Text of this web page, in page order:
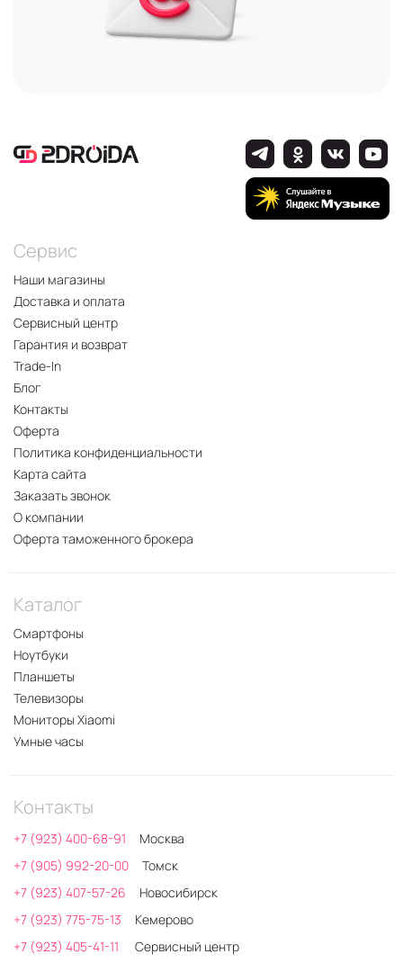
Сервис
Наши магазины
Доставка и оплата
Сервисный центр
Гарантия и возврат
Trade-In
Блог
Контакты
Оферта
Политика конфиденциальности
Карта сайта
Заказать звонок
О компании
Оферта таможенного брокера
Каталог
Смартфоны
Ноутбуки
Планшеты
Телевизоры
Мониторы Xiaomi
Умные часы
Контакты
+7 (923) 400-68-91
Москва
+7 (905) 992-20-00
Томск
+7 (923) 407-57-26
Новосибирск
+7 (923) 775-75-13
Кемерово
+7 (923) 405-41-11
Сервисный центр